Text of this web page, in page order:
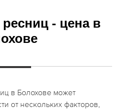
- цена в
в Болохове может
от нескольких факторов,